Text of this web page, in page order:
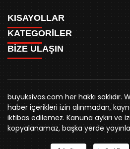
KISAYOLLAR
ANASAYFA
AKSU CANLI
MEYDAN CANLI
MEDRESELER CANLI
MERAKÜM CANLI
YUKARI TEKKE CANLI
KURUMSAL KİMLİK
REKLAM FİYATLARI
BİZE ULAŞIN
KÜNYE
KATEGORİLER
WHATSAPP
SPOR
SİYASET
BELEDİYE
SİVAS VALİLİĞİ
ÜNİVERSİTE
KURUMLAR
STK
YORUM
BİZE ULAŞIN
0346 221 00 60
buyuksivashaber@gmail.com
Örtülüpınar Mah. İnönü Bulvarı
Sivas
buyuksivas.com her hakkı
haber içerikleri izin alınmadan,
iktibas edilemez. Kanuna aykırı ve
kopyalanamaz, başka yerde